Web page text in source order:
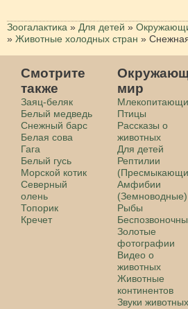
Зоогалактика » Для детей »
» Животные холодных стран »
Смотрите
также
Заяц-беляк
Белый медведь
Снежный барс
Белая сова
Гага
Белый гусь
Морской котик
Северный
олень
Топорик
Кречет
мир
Птицы
Рассказы о
животных
Для детей
Рептилии
Амфибии
(Земноводные)
Рыбы
Золотые
фотографии
Видео о
животных
Животные
континентов
Звуки животных